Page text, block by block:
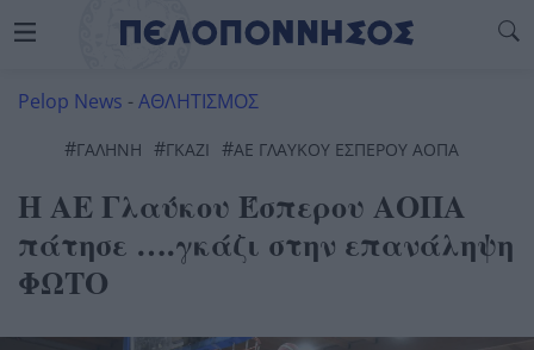
Pelop News -ΑΘΛΗΤΙΣΜΟΣ
#ΓΑΛΗΝΗ #ΓΚΑΖΙ #ΑΕ ΓΛΑΥΚΟΥ ΕΣΠΕΡΟΥ ΑΟΠΑ
Η ΑΕ Γλαύκου Έσπερου ΑΟΠΑ
πάτησε ….γκάζι στην επανάληψη
ΦΩΤΟ